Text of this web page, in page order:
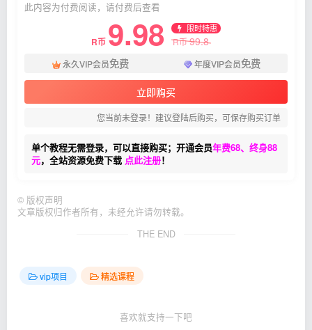
此内容为付费阅读，请付费后查看
R币 9.98 限时特惠
R币99.8
永久VIP会员免费 年度VIP会员免费
立即购买
您当前未登录！建议登陆后购买，可保存购买订单
单个教程无需登录，可以直接购买；开通会员年费68、终身88
元，全站资源免费下载 点此注册！
© 版权声明
文章版权归作者所有，未经允许请勿转载。
THE END
vip项目 精选课程
喜欢就支持一下吧